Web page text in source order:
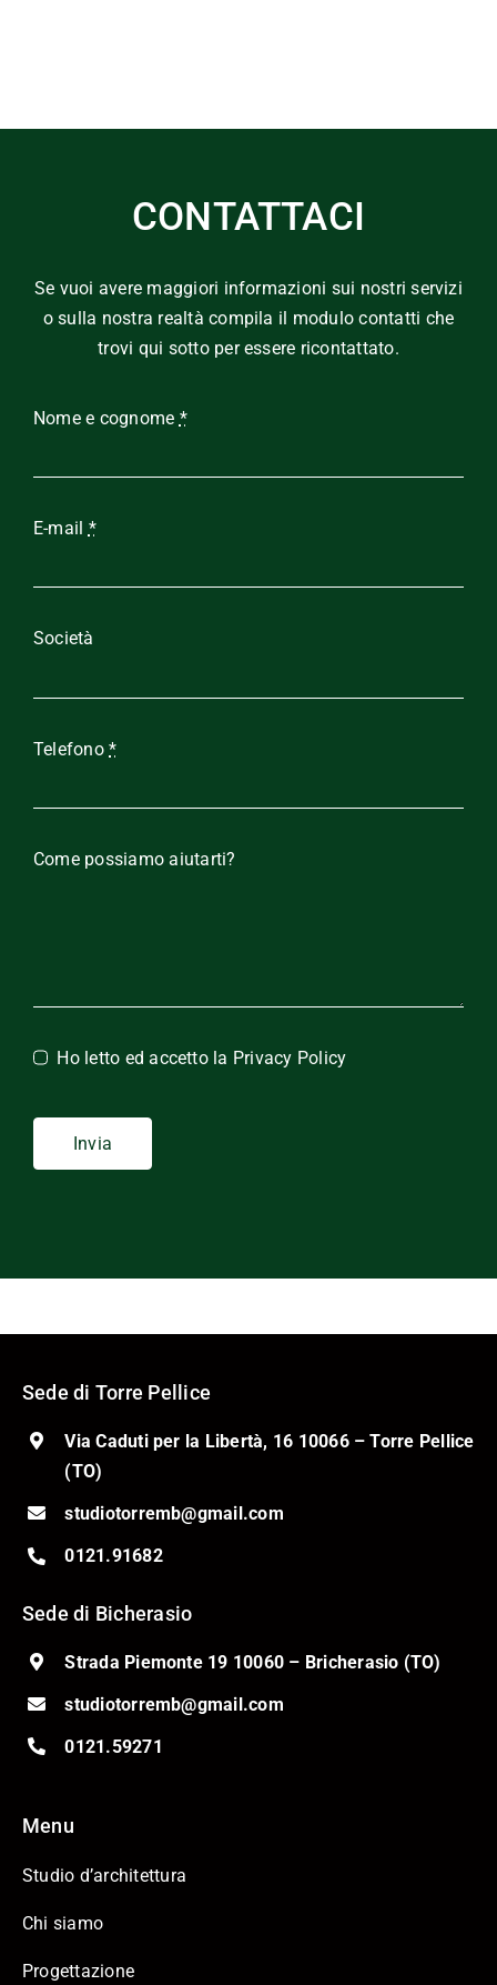
CONTATTACI
Se vuoi avere maggiori informazioni sui nostri servizi
o sulla nostra realtà compila il modulo contatti che
trovi qui sotto per essere ricontattato.
Nome e cognome *
E-mail *
Società
Telefono*
Come possiamo aiutarti?
Ho letto ed accetto la Privacy Policy
Invia
Sede di Torre Pellice
Via Caduti per la Libertà, 16 10066 – Torre Pellice
(TO)
studiotorremb@gmail.com
0121.91682
Sede di Bicherasio
Strada Piemonte 19 10060 – Bricherasio (TO)
studiotorremb@gmail.com
0121.59271
Menu
Studio d’architettura
Chi siamo
Progettazione